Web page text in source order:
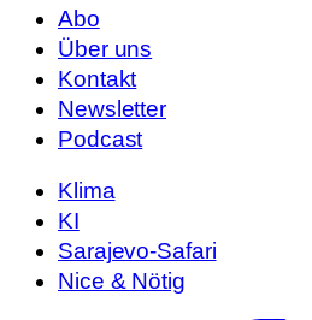
Abo
Über uns
Kontakt
Newsletter
Podcast
Klima
KI
Sarajevo-Safari
Nice & Nötig